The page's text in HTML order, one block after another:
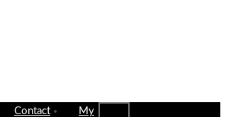
Contact
My